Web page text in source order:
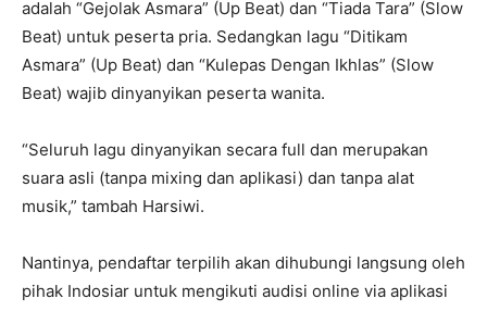
adalah “Gejolak Asmara” (Up Beat) dan “Tiada Tara” (Slow
Beat) untuk peserta pria. Sedangkan lagu “Ditikam
Asmara” (Up Beat) dan “Kulepas Dengan Ikhlas” (Slow
Beat) wajib dinyanyikan peserta wanita.
“Seluruh lagu dinyanyikan secara full dan merupakan
suara asli (tanpa mixing dan aplikasi) dan tanpa alat
musik,” tambah Harsiwi.
Nantinya, pendaftar terpilih akan dihubungi langsung oleh
pihak Indosiar untuk mengikuti audisi online via aplikasi